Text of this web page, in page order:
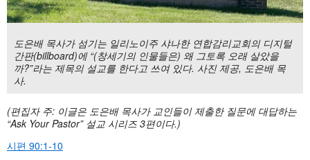
도은배 목사가 섬기는 일리노이주 샤나한 연합감리교회의 디지털
간판(billboard)에 “(창세기의 인물들은) 왜 그토록 오래 살았을
까?”라는 제목의 설교를 한다고 쓰여 있다. 사진 제공, 도은배 목
사.
(편집자 주: 이글은 도은배 목사가 교인들이 제출한 질문에 대답하는
“Ask Your Pastor” 설교 시리즈 3편이다.)
시편 90:1-10